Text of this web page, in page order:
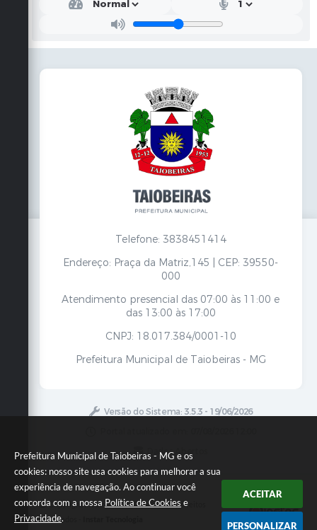
Prefeitura Municipal de Taiobeiras - MG e os
cookies: nosso site usa cookies para melhorar a sua
experiência de navegação. Ao continuar você
concorda com a nossa Política de Cookies e
Privacidade.
ACEITAR
PERSONALIZAR
Telefone: 3838451414
Endereço: Praça da Matriz,145 | CEP: 39550-
000
Atendimento presencial das 07:00 às 11:00 e
das 13:00 às 17:00
CNPJ: 18.017.384/0001-10
Prefeitura Municipal de Taiobeiras - MG
Versão do Sistema: 3.5.3 - 19/06/2026
Dados Abertos
Copyright Instar - 2006-2026. Todos os direitos
reservados -